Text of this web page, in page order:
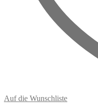
Auf die Wunschliste